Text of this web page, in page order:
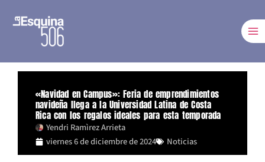
«Navidad en Campus»: Feria de emprendimientos
navideña llega a la Universidad Latina de Costa
Rica con los regalos ideales para esta temporada
Yendri Ramìrez Arrieta
viernes 6 de diciembre de 2024
Noticias